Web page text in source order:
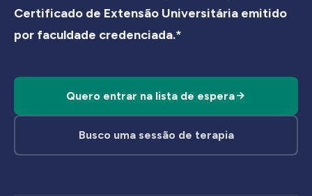
Certificado de Extensão Universitária emitido
por faculdade credenciada.*
Quero entrar na lista de espera
Busco uma sessão de terapia